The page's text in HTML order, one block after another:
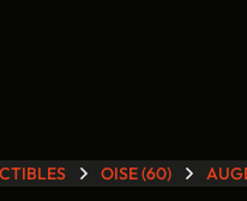
OISE (60)